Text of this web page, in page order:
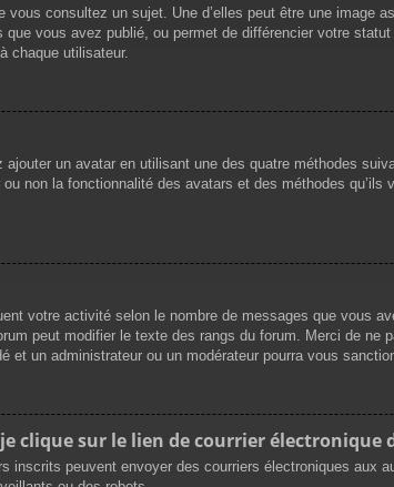
consultez un sujet. Une d’elles peut être une image
vous avez publié, ou permet de différencier votre
chaque utilisateur.
un avatar en utilisant une des quatre méthodes
non la fonctionnalité des avatars et des méthodes
votre activité selon le nombre de messages que
peut modifier le texte des rangs du forum. Merci de ne
un administrateur ou un modérateur pourra vous
clique sur le lien de courrier électronique
peuvent envoyer des courriers électroniques aux